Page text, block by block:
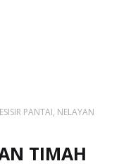
PANTAI, NELAYAN
TIMAH